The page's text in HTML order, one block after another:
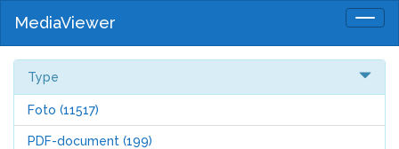
MediaViewer
Type
Foto (11517)
PDF-document (199)